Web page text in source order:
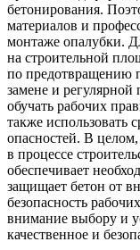
бетонирования.
материалов и
монтаже опалубки.
на строительной
по предотвращению
замене и
обучать рабочих
также использовать
опасностей. В
в процессе
обеспечивает
защищает бетон от
безопасность
внимание выбору и
качественное и